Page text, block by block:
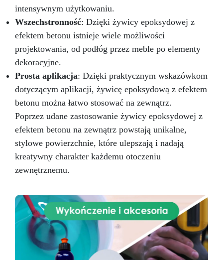
intensywnym użytkowaniu.
Wszechstronność: Dzięki żywicy epoksydowej z
efektem betonu istnieje wiele możliwości
projektowania, od podłóg przez meble po elementy
dekoracyjne.
Prosta aplikacja: Dzięki praktycznym wskazówkom
dotyczącym aplikacji, żywicę epoksydową z efektem
betonu można łatwo stosować na zewnątrz.
Poprzez udane zastosowanie żywicy epoksydowej z
efektem betonu na zewnątrz powstają unikalne,
stylowe powierzchnie, które ulepszają i nadają
kreatywny charakter każdemu otoczeniu
zewnętrznemu.